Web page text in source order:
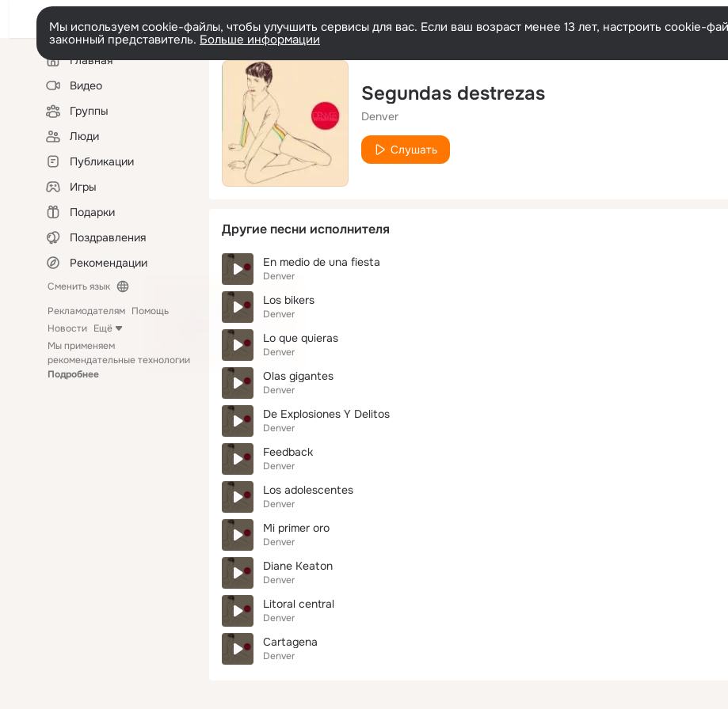
Мы используем cookie-файлы, чтобы улучшить сервисы для вас. Если ваш возраст менее 13 лет, настроить cookie-
законный представитель. Больше информации
Левая
колонкаГлавная
Видео
Группы
Люди
Публикации
Игры
Подарки
Поздравления
Рекомендации
Сменить язык
Рекламодателям Помощь
Новости Ещё
Мы применяем
рекомендательные технологии
Подробнее
Segundas destrezas
Denver
Слушать
Другие песни исполнителя
En medio de una fiesta
Denver
Los bikers
Denver
Lo que quieras
Denver
Olas gigantes
Denver
De Explosiones Y Delitos
Denver
Feedback
Denver
Los adolescentes
Denver
Mi primer oro
Denver
Diane Keaton
Denver
Litoral central
Denver
Cartagena
Denver